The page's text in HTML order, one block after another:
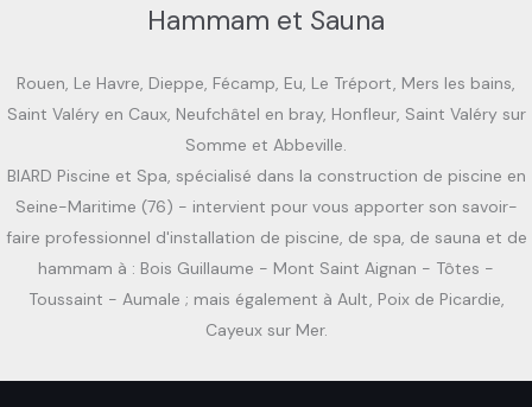
Hammam et Sauna
Rouen, Le Havre, Dieppe, Fécamp, Eu, Le Tréport, Mers les bains,
Saint Valéry en Caux, Neufchâtel en bray, Honfleur, Saint Valéry sur
Somme et Abbeville.
BIARD Piscine et Spa, spécialisé dans la construction de piscine en
Seine-Maritime (76) - intervient pour vous apporter son savoir-
faire professionnel d'installation de piscine, de spa, de sauna et de
hammam à : Bois Guillaume - Mont Saint Aignan - Tôtes -
Toussaint - Aumale ; mais également à Ault, Poix de Picardie,
Cayeux sur Mer.